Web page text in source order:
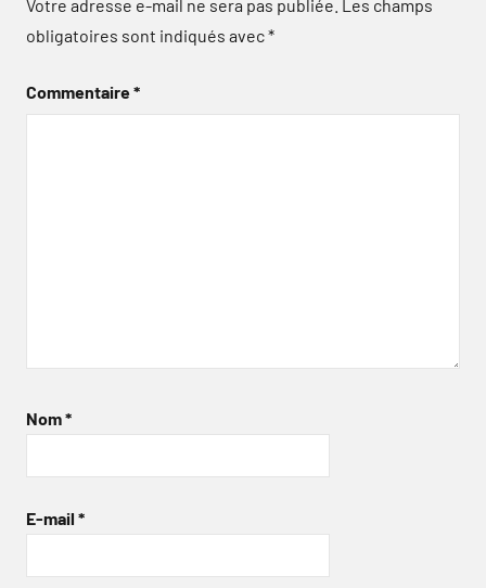
Votre adresse e-mail ne sera pas publiée.
Les champs
obligatoires sont indiqués avec*
Commentaire*
Nom*
E-mail *